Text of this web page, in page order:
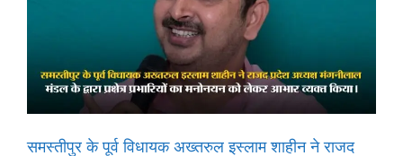
समस्तीपुर के पूर्व विधायक अख्तरुल इस्लाम शाहीन ने राजद